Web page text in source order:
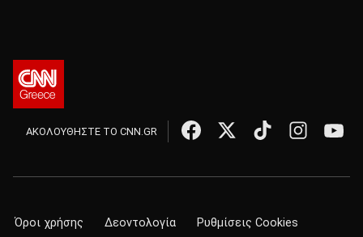
ΑΚΟΛΟΥΘΗΣΤΕ ΤΟ CNN.GR
Όροι χρήσης Δεοντολογία Ρυθμίσεις Cookies